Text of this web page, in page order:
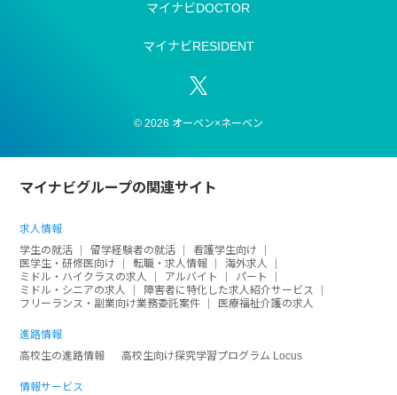
マイナビDOCTOR
マイナビRESIDENT
© 2026 オーベン×ネーベン
マイナビグループの関連サイト
求人情報
学生の就活
留学経験者の就活
看護学生向け
医学生・研修医向け
転職・求人情報
海外求人
ミドル・ハイクラスの求人
アルバイト
パート
ミドル・シニアの求人
障害者に特化した求人紹介サービス
フリーランス・副業向け業務委託案件
医療福祉介護の求人
進路情報
高校生の進路情報
高校生向け探究学習プログラム Locus
情報サービス